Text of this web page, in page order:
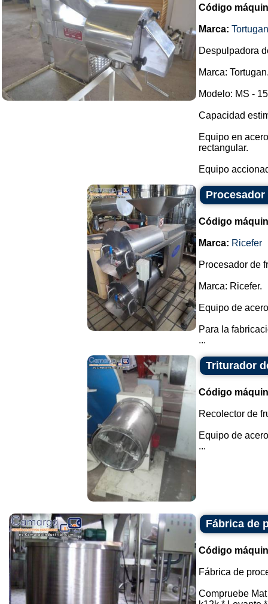
Código
Marca: Tortugan
Despulpadora
Marca:
Modelo: MS -
Capacidad
Equipo en
rectangular.
Equipo
Código
Marca: Ricefer
Procesador de
Marca: Ricefer.
Equipo de
Para la
...
Triturador
Código
Recolector de
Equipo de
...
Fábrica de
Código
Fábrica de
Compruebe